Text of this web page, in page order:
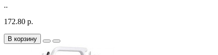
..
172.80 р.
В корзину